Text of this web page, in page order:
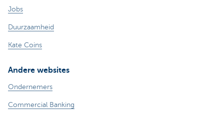
Jobs
Duurzaamheid
Kate Coins
Andere websites
Ondernemers
Commercial Banking